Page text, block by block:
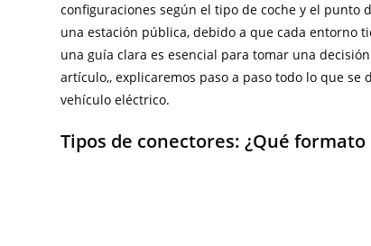
configuraciones según el tipo de coche y el punto
una estación pública, debido a que cada entorno
una guía clara es esencial para tomar una
artículo,, explicaremos paso a paso todo lo que
vehículo eléctrico.
Tipos de conectores: ¿Qué